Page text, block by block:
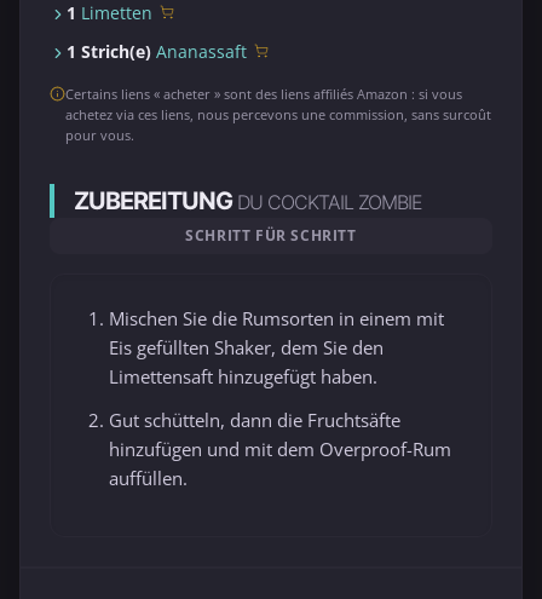
1 Limetten
1 Strich(e) Ananassaft
Certains liens « acheter » sont des liens affiliés Amazon : si vous
achetez via ces liens, nous percevons une commission, sans surcoût
pour vous.
ZUBEREITUNG DU COCKTAIL ZOMBIE
SCHRITT FÜR SCHRITT
Mischen Sie die Rumsorten in einem mit
Eis gefüllten Shaker, dem Sie den
Limettensaft hinzugefügt haben.
Gut schütteln, dann die Fruchtsäfte
hinzufügen und mit dem Overproof-Rum
auffüllen.